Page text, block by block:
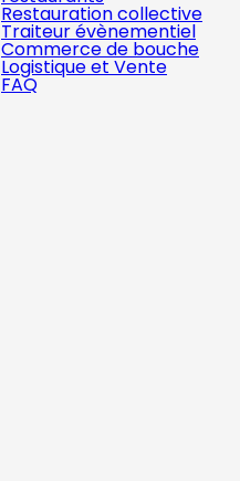
Restauration collective
Traiteur évènementiel
Commerce de bouche
Logistique et Vente
FAQ